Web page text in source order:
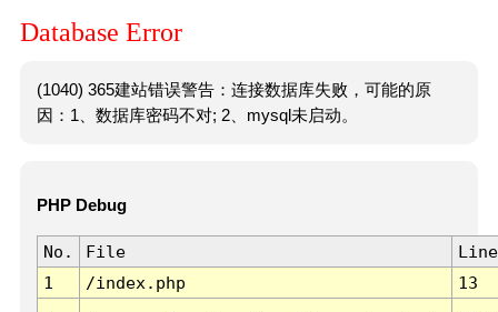
Database Error
(1040) 365建站错误警告：连接数据库失败，可能的原
因：1、数据库密码不对; 2、mysql未启动。
PHP Debug
No. File
Line
1
/index.php 13